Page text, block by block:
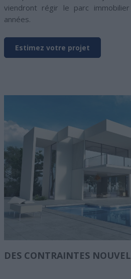
viendront régir le parc
années.
Estimez votre projet
DES CONTRAINTES